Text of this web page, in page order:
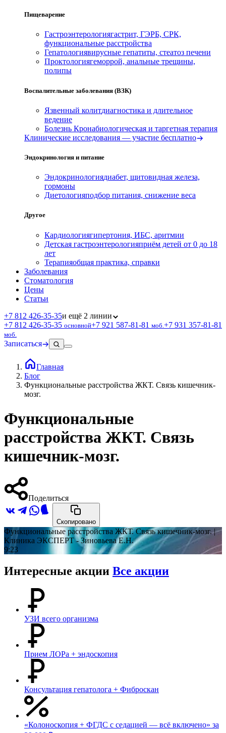
Пищеварение
Гастроэнтерологиягастрит, ГЭРБ, СРК,
функциональные расстройства
Гепатологиявирусные гепатиты, стеатоз печени
Проктологиягеморрой, анальные трещины,
полипы
Воспалительные заболевания (ВЗК)
Язвенный колитдиагностика и длительное
ведение
Болезнь Кронабиологическая и таргетная терапия
Клинические исследования — участие бесплатно
Эндокринология и питание
Эндокринологиядиабет, щитовидная железа,
гормоны
Диетологияподбор питания, снижение веса
Другое
Кардиологиягипертония, ИБС, аритмии
Детская гастроэнтерологияприём детей от 0 до 18
лет
Терапияобщая практика, справки
Заболевания
Стоматология
Цены
Статьи
+7 812 426‑35‑35и ещё 2 линии
+7 812 426‑35‑35 основной+7 921 587‑81‑81 моб. +7 931 357‑81‑81
моб.
Записаться
Главная
Блог
Функциональные расстройства ЖКТ. Связь кишечник-
мозг.
Функциональные
расстройства ЖКТ. Связь
кишечник-мозг.
Поделиться
Скопировано
Функциональные расстройства ЖКТ. Связь кишечник-мозг. |
Клиника ЭКСПЕРТ - Зиновьева Е.Н.
9:23
Интересные акции Все акции
УЗИ всего организма
Прием ЛОРа + эндоскопия
Консультация гепатолога + Фиброскан
«Колоноскопия + ФГДС с седацией — всё включено» за